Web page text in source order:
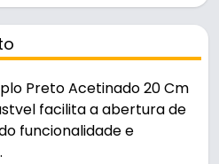
Preto Acetinado 20 Cm
facilita a abertura de
funcionalidade e